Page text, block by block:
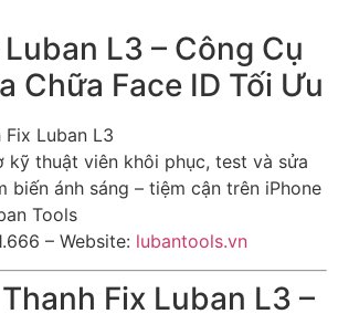
L3 – Công Cụ
Chữa Face ID Tối Ưu
Fix Luban L3
kỹ thuật viên khôi phục, test và sửa
biến ánh sáng – tiệm cận trên iPhone
Tools
– Website: lubantools.vn
Fix Luban L3 –